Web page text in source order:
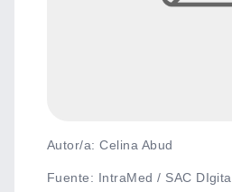
Autor/a: Celina Abud
Fuente: IntraMed / SAC